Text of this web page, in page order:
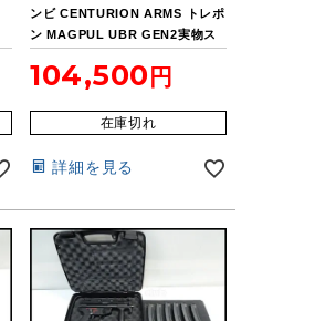
ンビ CENTURION ARMS トレポ
ン MAGPUL UBR GEN2実物ス
104,500
在庫切れ
詳細を見る